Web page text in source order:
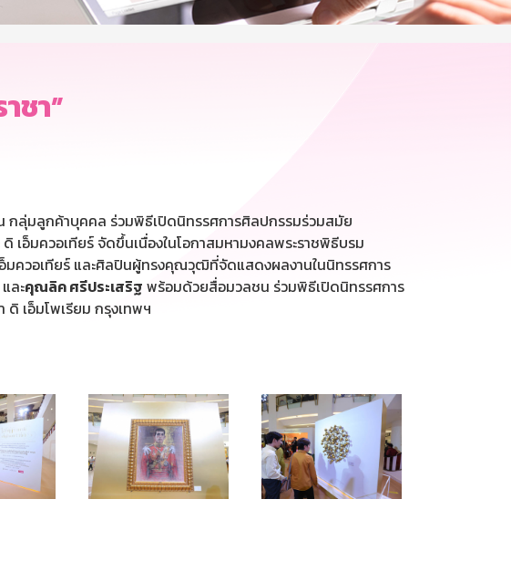
ชา”
กลุ่มลูกค้าบุคคล ร่วมพิธีเปิดนิทรรศการศิลปกรรมร่วมสมัย
เอ็มควอเทียร์ จัดขึ้นเนื่องในโอกาสมหามงคลพระราชพิธีบรม
มควอเทียร์ และศิลปินผู้ทรงคุณวุฒิที่จัดแสดงผลงานในนิทรรศการ
และคุณลิค ศรีประเสริฐ พร้อมด้วยสื่อมวลชน ร่วมพิธีเปิดนิทรรศการ
เอ็มโพเรียม กรุงเทพฯ